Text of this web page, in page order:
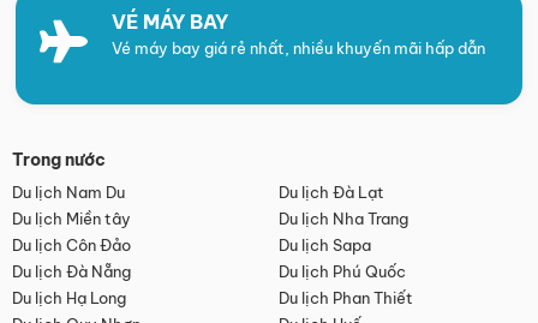
VÉ MÁY BAY
Vé máy bay giá rẻ nhất, nhiều khuyến mãi hấp dẫn
Trong nước
Du lịch Nam Du
Du lịch Đà Lạt
Du lịch Miền tây
Du lịch Nha Trang
Du lịch Côn Đảo
Du lịch Sapa
Du lịch Đà Nẵng
Du lịch Phú Quốc
Du lịch Hạ Long
Du lịch Phan Thiết